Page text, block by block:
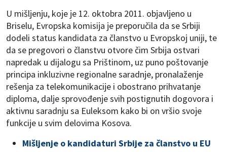
U mišljenju, koje je 12. oktobra 2011. objavljeno u
Briselu, Evropska komisija je preporučila da se Srbiji
dodeli status kandidata za članstvo u Evropskoj uniji, te
da se pregovori o članstvu otvore čim Srbija ostvari
napredak u dijalogu sa Prištinom, uz puno poštovanje
principa inkluzivne regionalne saradnje, pronalaženje
rešenja za telekomunikacije i obostrano prihvatanje
diploma, dalje sprovođenje svih postignutih dogovora i
aktivnu saradnju sa Euleksom kako bi on vršio svoje
funkcije u svim delovima Kosova.
Mišljenje o kandidaturi Srbije za članstvo u EU